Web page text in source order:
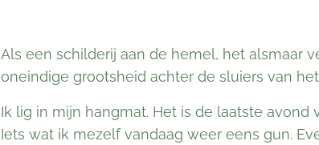
Als een schilderij aan de hemel, het alsmaar
oneindige grootsheid achter de sluiers van
Ik lig in mijn hangmat. Het is de laatste
Iets wat ik mezelf vandaag weer eens gun.